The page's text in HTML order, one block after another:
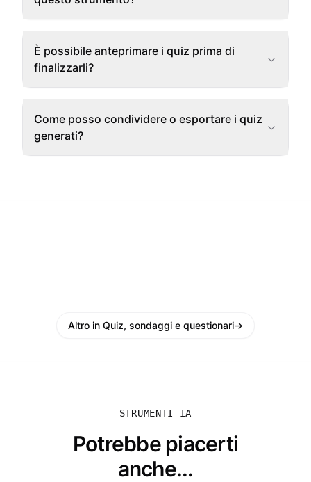
È possibile anteprimare i quiz prima di
finalizzarli?
Come posso condividere o esportare i quiz
generati?
Altro in Quiz, sondaggi e questionari→
STRUMENTI IA
Potrebbe piacerti
anche...